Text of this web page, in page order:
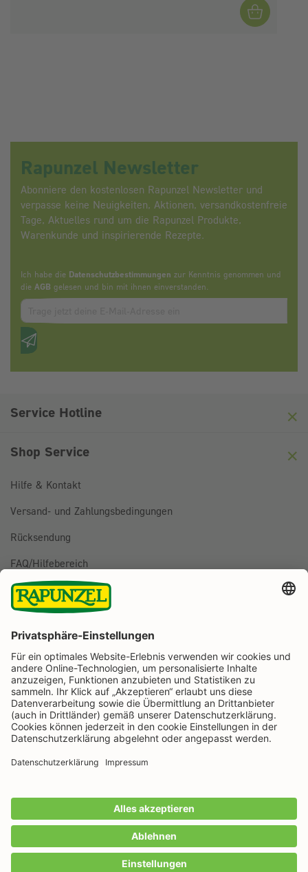
IN DEN WARENKORB
Rapunzel Newsletter
Abonniere den kostenlosen Rapunzel Newsletter und
verpasse keine Neuigkeiten, Aktionen, versandkostenfreie
Tage, Aktuelles rund um die Rapunzel Produkte,
Warenkunde und inspirierende Rezepte.
Ich habe die Datenschutzbestimmungen zur Kenntnis genommen und
die AGB gelesen und bin mit ihnen einverstanden.
Zum abbonieren des Newsletters, bitte E-Mail Adresse
Anti-Roboter-Verifizierung
Service Hotline
Shop Service
Hilfe & Kontakt
Versand- und Zahlungsbedingungen
Rücksendung
FAQ/Hilfebereich
BESTELLUNG WIDERRUFEN
Rapunzel Naturkost auf Facebook
Rapunzel Naturkost auf Instagram
Rapunzel Naturkost auf YouTube
Rapunzel Naturkost auf Pinterest
Rapunzel Naturkost auf LinkedIn
Informationen
Zahlungsarten
Wir machen Bio aus Liebe seit 1974.
Versandkostenund ggf. Nachnahmegebühren, wenn
nicht anders angegeben.